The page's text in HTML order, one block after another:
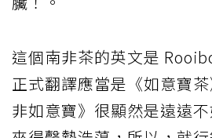
這個南非茶的英文是
正式翻譯應當是《如意寶
非如意寶》很顯然是遠遠不